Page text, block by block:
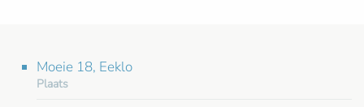
Moeie 18, Eeklo
Plaats